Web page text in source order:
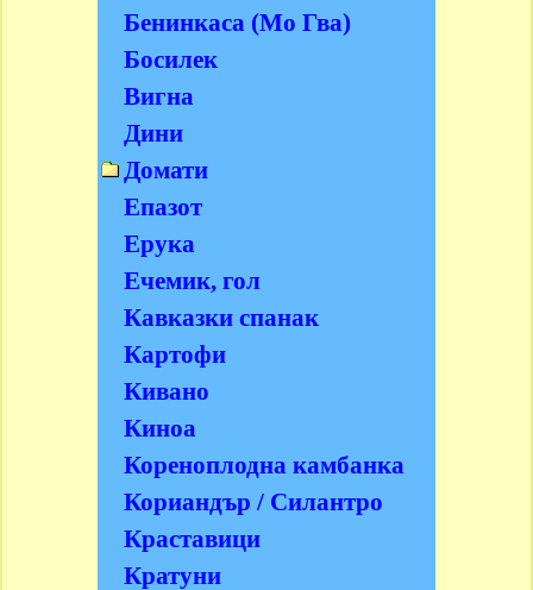
Бенинкаса (Мо Гва)
Босилек
Вигна
Дини
Домати
Епазот
Ерука
Ечемик, гол
Кавказки спанак
Картофи
Кивано
Киноа
Кореноплодна камбанка
Кориандър / Силантро
Краставици
Кратуни